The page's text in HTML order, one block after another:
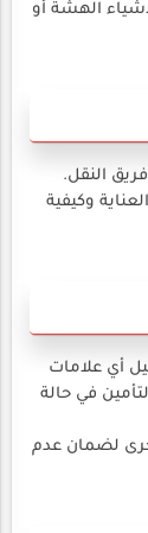
الهشة أو
النقل.
وكيفية
أي علامات
في حالة
لضمان عدم